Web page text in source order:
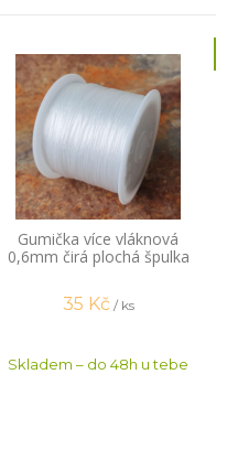
Gumička více vláknová
0,6mm čirá plochá špulka
44m
35 Kč / ks
Skladem – do 48h u tebe